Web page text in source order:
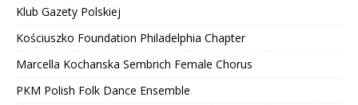
Klub Gazety Polskiej
Kościuszko Foundation Philadelphia Chapter
Marcella Kochanska Sembrich Female Chorus
PKM Polish Folk Dance Ensemble